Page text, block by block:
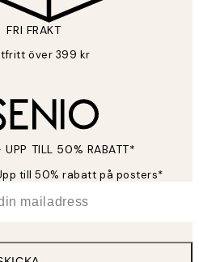
FRI FRAKT
över 399 kr
TILL 50% RABATT*
till 50% rabatt på posters*